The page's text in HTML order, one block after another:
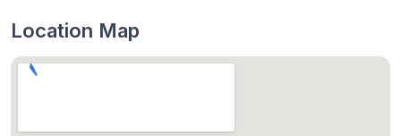
Location Map